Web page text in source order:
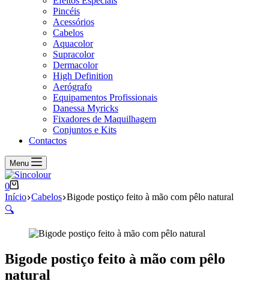
Pincéis
Acessórios
Cabelos
Aquacolor
Supracolor
Dermacolor
High Definition
Aerógrafo
Equipamentos Profissionais
Danessa Myricks
Fixadores de Maquilhagem
Conjuntos e Kits
Contactos
Menu
Carrinho
de
compras
0
Início Cabelos Bigode postiço feito à mão com pêlo natural
🔍
Bigode postiço feito à mão com pêlo
natural